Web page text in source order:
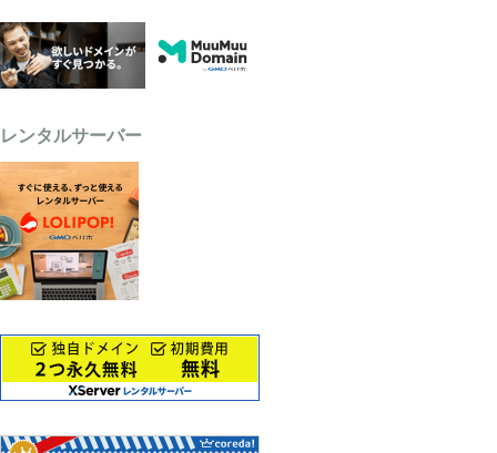
レンタルサーバー